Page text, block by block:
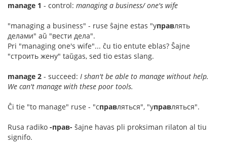
manage 1 - control: managing a business/ one's wife
"managing a business" - ruse ŝajne estas "управлять
делами" aŭ "вести дела".
Pri "managing one's wife"... ĉu tio entute eblas? Ŝajne
"строить жену" taŭgas, sed tio estas slang.
manage 2 - succeed: I shan't be able to manage without help.
We can't manage with these poor tools.
Ĉi tie "to manage" ruse - "справляться", "управляться".
Rusa radiko -прав- ŝajne havas pli proksiman rilaton al tiu
signifo.